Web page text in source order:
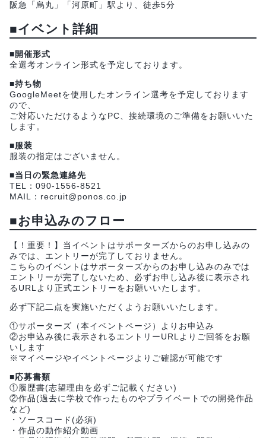
阪急「烏丸」「河原町」駅より、徒歩5分
■イベント詳細
■開催形式
全選考オンライン形式を予定しております。
■持ち物
GoogleMeetを使用したオンライン選考を予定しております
ので、
ご対応いただけるようなPC、接続環境のご準備をお願いいた
します。
■服装
服装の指定はございません。
■当日の緊急連絡先
TEL：090-1556-8521
MAIL：recruit@ponos.co.jp
■お申込みのフロー
【！重要！】当イベントはサポーターズからのお申し込みの
みでは、エントリーが完了しておりません。
こちらのイベントはサポーターズからのお申し込みのみでは
エントリーが完了しないため、必ずお申し込み後に表示され
るURLより正式エントリーをお願いいたします。
必ず下記二点を実施いただくようお願いいたします。
①サポーターズ（本イベントページ）よりお申込み
②お申込み後に表示されるエントリーURLよりご回答をお願
いします
※マイページやイベントページよりご確認が可能です
■応募書類
①履歴書(志望理由を必ずご記載ください)
②作品(過去に学校で作ったものやプライベートでの開発作品
など)
・ソースコード(必須)
・作品の動作紹介動画